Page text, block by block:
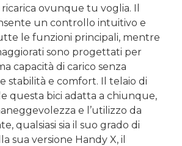
ovunque tu voglia. Il
un controllo intuitivo e
le funzioni principali, mentre
sono progettati per
capacità di carico senza
stabilità e comfort. Il telaio di
questa bici adatta a chiunque,
e l’utilizzo da
qualsiasi sia il suo grado di
sua versione Handy X, il